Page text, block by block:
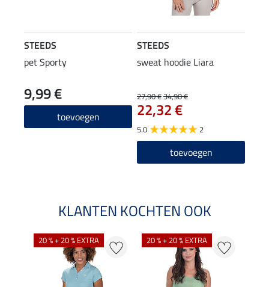
STEEDS
pet Sporty
9,99 €
toevoegen
STEEDS
sweat hoodie Liara
27,90 €34,90 €
22,32 €
5.0 2
toevoegen
KLANTEN KOCHTEN OOK
20 % + 20 % EXTRA 20 % + 20 % EXTRA